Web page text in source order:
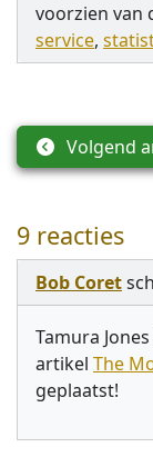
voorzien van
service,
Volgend
9 reacties
Bob Coret
Tamura
artikel The
geplaatst!